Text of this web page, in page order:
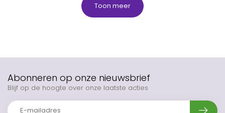
Toon meer
Abonneren op onze nieuwsbrief
Blijf op de hoogte over onze laatste acties